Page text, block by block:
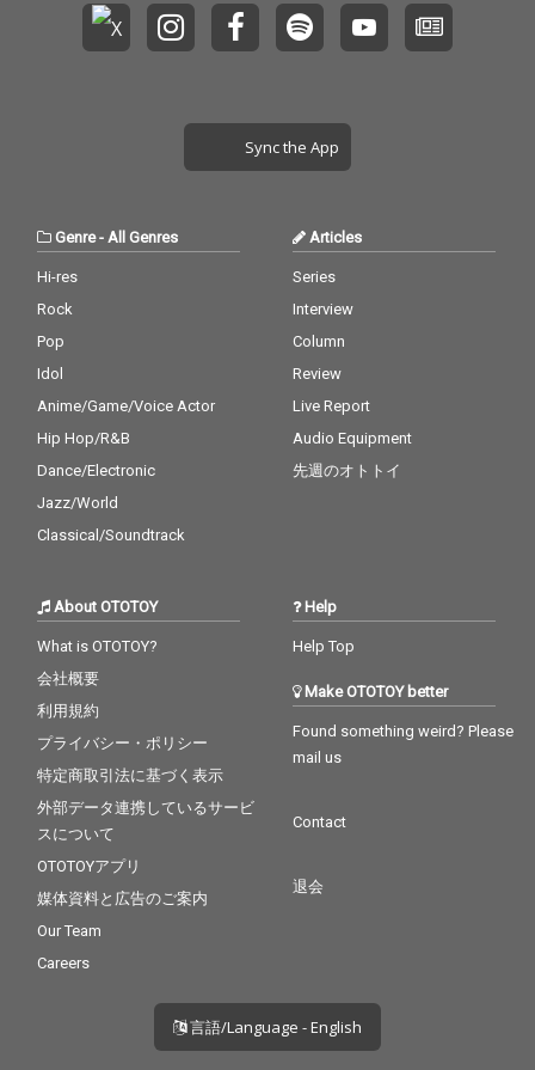
Sync the App
Genre- All Genres
Hi-res
Rock
Pop
Idol
Anime/Game/Voice Actor
Hip Hop/R&B
Dance/Electronic
Jazz/World
Classical/Soundtrack
Articles
Series
Interview
Column
Review
Live Report
Audio Equipment
先週のオトトイ
About OTOTOY
What is OTOTOY?
会社概要
利用規約
プライバシー・ポリシー
特定商取引法に基づく表示
外部データ連携しているサービ
スについて
OTOTOYアプリ
媒体資料と広告のご案内
Our Team
Careers
Help
Help Top
Make OTOTOY better
Found something weird? Please
mail us
Contact
退会
言語/Language - English